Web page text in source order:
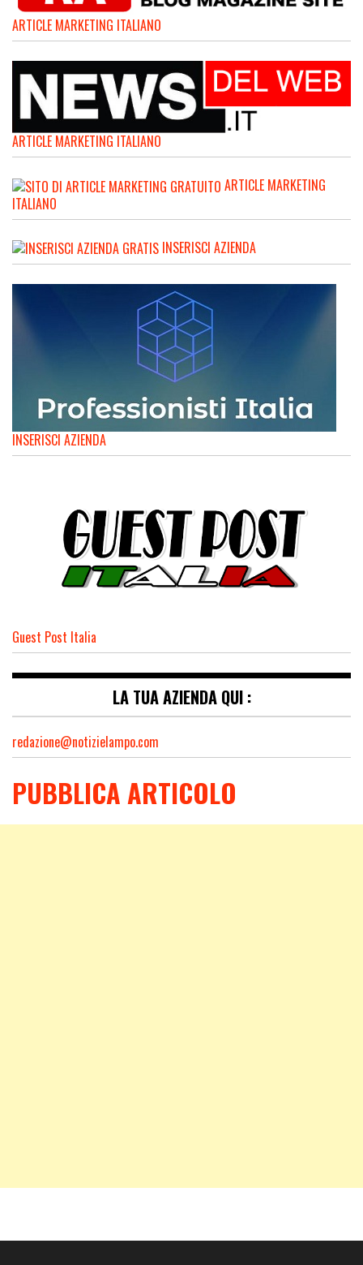
ARTICLE MARKETING ITALIANO
ARTICLE MARKETING ITALIANO
ARTICLE MARKETING
ITALIANO
INSERISCI AZIENDA
INSERISCI AZIENDA
Guest Post Italia
LA TUA AZIENDA QUI :
redazione@notizielampo.com
PUBBLICA ARTICOLO